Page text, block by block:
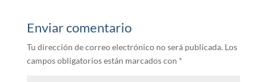
Enviar comentario
Tu dirección de correo electrónico no será publicada. Los
campos obligatorios están marcados con *